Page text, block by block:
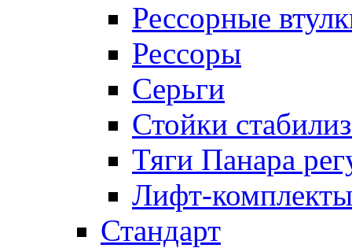
Рессорные
Рессоры
Серьги
Стойки
Тяги Панара
Лифт-
Стандарт